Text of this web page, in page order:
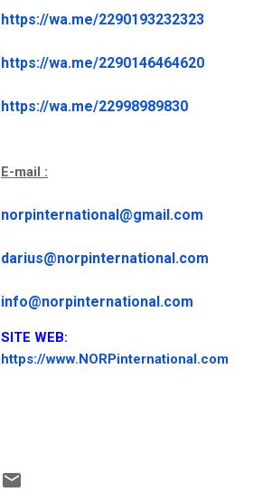
https://wa.me/2290193232323
https://wa.me/2290146464620
https://wa.me/22998989830
E-mail :
norpinternational@gmail.com
darius@norpinternational.com
info@norpinternational.com
SITE WEB:
https://www.NORPinternational.com